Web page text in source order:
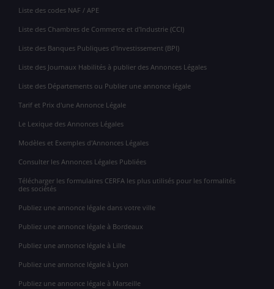
Liste des codes NAF / APE
Liste des Chambres de Commerce et d'Industrie (CCI)
Liste des Banques Publiques d'Investissement (BPI)
Liste des Journaux Habilités à publier des Annonces Légales
Liste des Départements ou Publier une annonce légale
Tarif et Prix d'une Annonce Légale
Le Lexique des Annonces Légales
Modèles et Exemples d'Annonces Légales
Consulter les Annonces Légales Publiées
Télécharger les formulaires CERFA les plus utilisés pour les formalités
des sociétés
Publiez une annonce légale dans votre ville
Publiez une annonce légale à Bordeaux
Publiez une annonce légale à Lille
Publiez une annonce légale à Lyon
Publiez une annonce légale à Marseille